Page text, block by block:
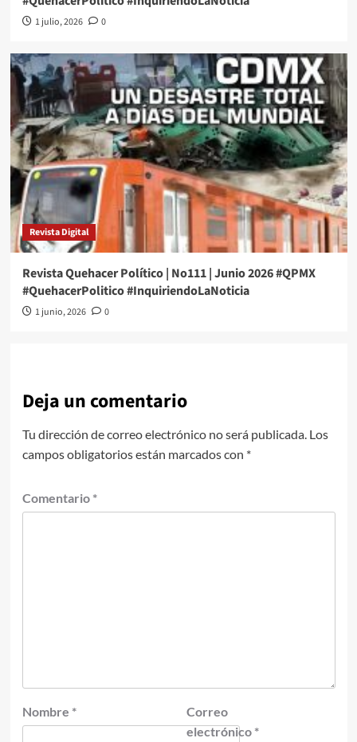
1 julio, 2026 0
Revista Digital
Revista Quehacer Político | No111 | Junio 2026 #QPMX
#QuehacerPolitico #InquiriendoLaNoticia
1 junio, 2026 0
Deja un comentario
Tu dirección de correo electrónico no será publicada. Los
campos obligatorios están marcados con *
Comentario *
Nombre *
Correo
electrónico *